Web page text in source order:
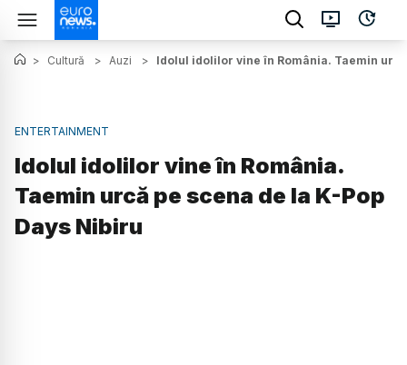
> Cultură > Auzi > Idolul idolilor vine în România. Taemin
ENTERTAINMENT
Idolul idolilor vine în România.
Taemin urcă pe scena de la K-Pop
Days Nibiru